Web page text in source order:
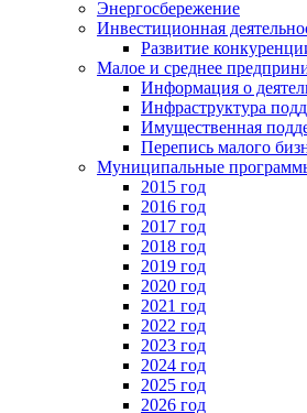
Энергосбережение
Инвестиционная
Развитие
Малое и среднее
Информация о
Инфраструктура
Имущественная
Перепись малого
Муниципальные
2015 год
2016 год
2017 год
2018 год
2019 год
2020 год
2021 год
2022 год
2023 год
2024 год
2025 год
2026 год